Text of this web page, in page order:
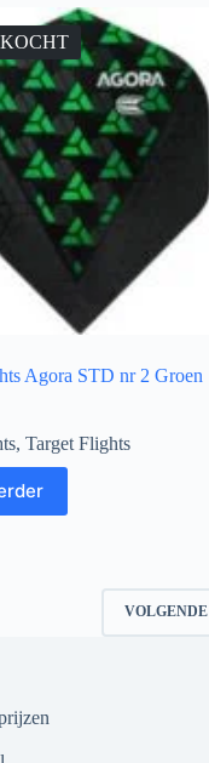
Agora STD nr 2 Groen
, Target Flights
VOLGENDE